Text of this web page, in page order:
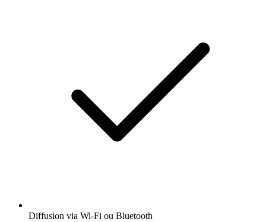
Diffusion via Wi-Fi ou Bluetooth